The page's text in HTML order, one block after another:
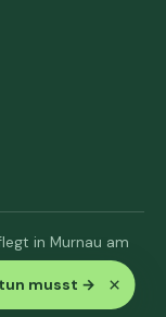
musst → ×
in Murnau am